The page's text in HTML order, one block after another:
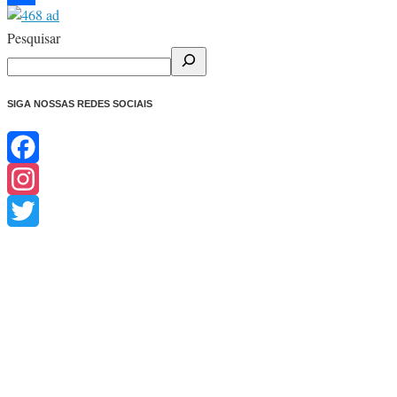
Share
Pesquisar
SIGA NOSSAS REDES SOCIAIS
Facebook
Instagram